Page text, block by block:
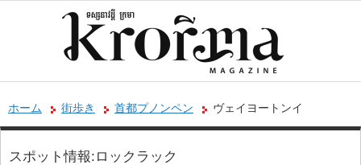
ホーム 街歩き 首都プノンペン ヴェイヨートンイ
スポット情報:ロックラック